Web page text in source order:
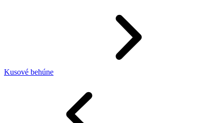
Kusové behúne